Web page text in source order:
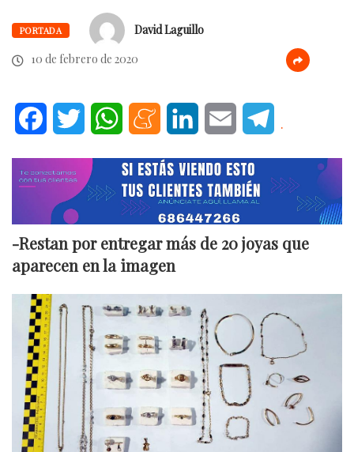
PORTADA
David Laguillo
10 de febrero de 2020
FacebookTwitter WhatsAppMeneameLinkedInEmail .
-Restan por entregar más de 20 joyas que
aparecen en la imagen